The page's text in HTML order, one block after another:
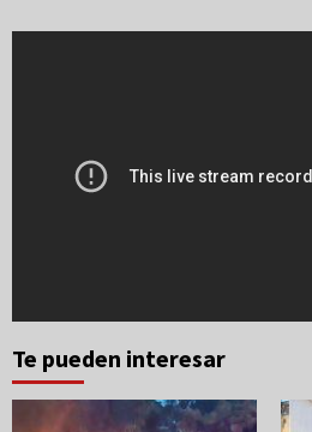
Te pueden interesar